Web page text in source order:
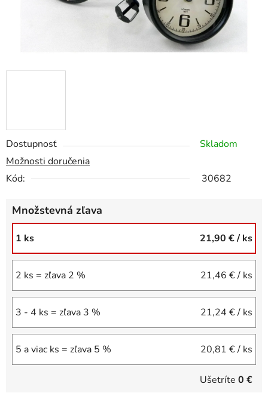
Dostupnosť
Skladom
Možnosti doručenia
Kód:
30682
Množstevná zľava
1 ks 21,90 €/ ks
2 ks = zľava 2 % 21,46 €/ ks
3 - 4 ks = zľava 3 % 21,24 €/ ks
5 a viac ks = zľava 5 % 20,81 €/ ks
Ušetríte 0 €